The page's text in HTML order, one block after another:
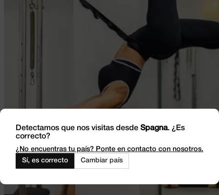
Detectamos que nos visitas desde Spagna. ¿Es
correcto?
¿No encuentras tu país? Ponte en contacto con nosotros.
Sí, es correcto
Cambiar país